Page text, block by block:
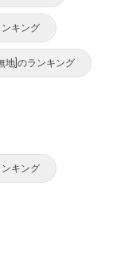
キング
地]のランキング
ンキング